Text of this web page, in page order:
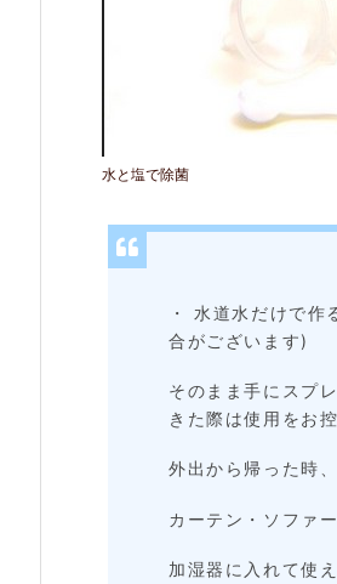
2.
3.
洗
い・
除
菌
だ
け
水と塩で除菌
・ 水道水だけで
合がございます)
そのまま手にスプ
きた際は使用をお
外出から帰った時
カーテン・ソファ
加湿器に入れて使